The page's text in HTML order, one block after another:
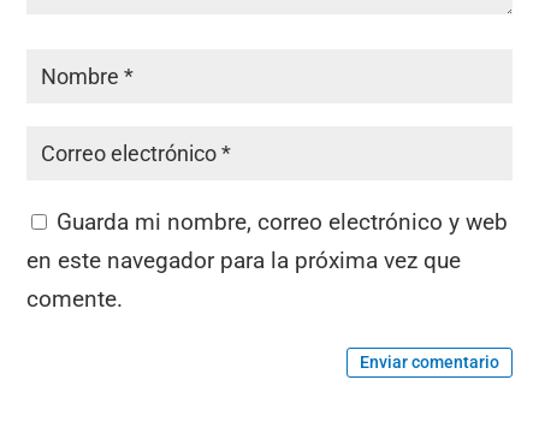
Guarda mi nombre, correo electrónico y web
en este navegador para la próxima vez que
comente.
Enviar comentario